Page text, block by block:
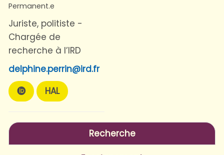
Permanent.e
Juriste, politiste -
Chargée de
recherche à l’IRD
delphine.perrin@ird.fr
HAL
Recherche